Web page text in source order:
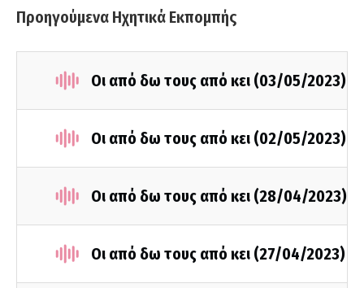
Προηγούμενα Ηχητικά Εκπομπής
Οι από δω τους από κει (03/05/2023)
Οι από δω τους από κει (02/05/2023)
Οι από δω τους από κει (28/04/2023)
Οι από δω τους από κει (27/04/2023)